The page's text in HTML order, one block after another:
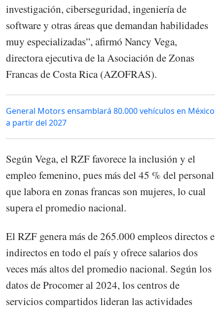
investigación, ciberseguridad, ingeniería de
software y otras áreas que demandan habilidades
muy especializadas”, afirmó Nancy Vega,
directora ejecutiva de la Asociación de Zonas
Francas de Costa Rica (AZOFRAS).
General Motors ensamblará 80.000 vehículos en México
a partir del 2027
Según Vega, el RZF favorece la inclusión y el
empleo femenino, pues más del 45 % del personal
que labora en zonas francas son mujeres, lo cual
supera el promedio nacional.
El RZF genera más de 265.000 empleos directos e
indirectos en todo el país y ofrece salarios dos
veces más altos del promedio nacional. Según los
datos de Procomer al 2024, los centros de
servicios compartidos lideran las actividades